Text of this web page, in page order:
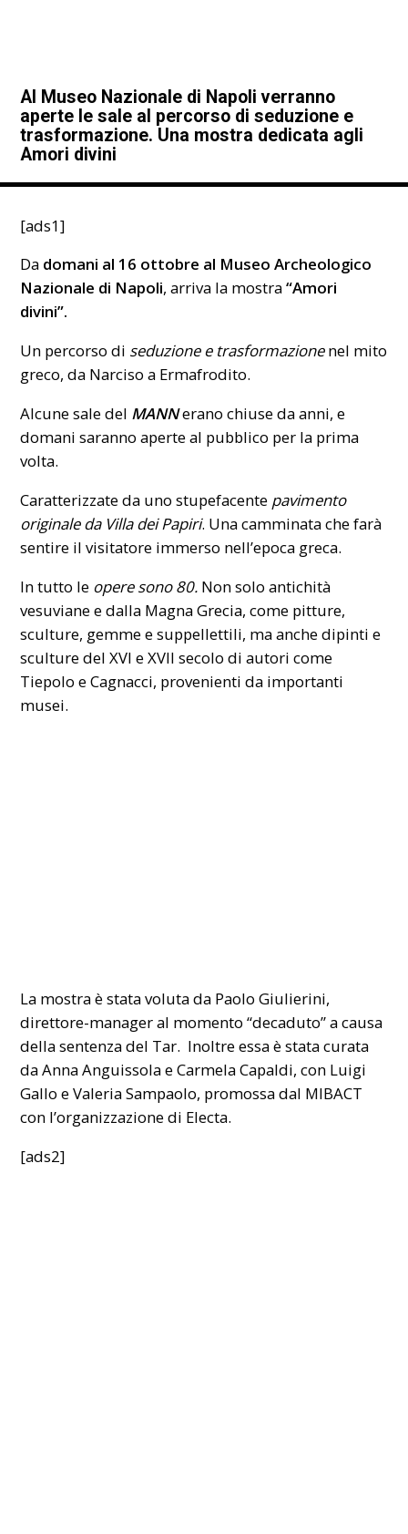
Al Museo Nazionale di Napoli verranno
aperte le sale al percorso di seduzione e
trasformazione. Una mostra dedicata agli
Amori divini
[ads1]
Da domani al 16 ottobre al Museo Archeologico
Nazionale di Napoli, arriva la mostra“Amori
divini”.
Un percorso di seduzione e trasformazionenel mito
greco, da Narciso a Ermafrodito.
Alcune sale del MANNerano chiuse da anni, e
domani saranno aperte al pubblico per la prima
volta.
Caratterizzate da uno stupefacente pavimento
originale da Villa dei Papiri. Una camminata che farà
sentire il visitatore immerso nell’epoca greca.
In tutto le opere sono 80. Non solo antichità
vesuviane e dalla Magna Grecia, come pitture,
sculture, gemme e suppellettili, ma anche dipinti e
sculture del XVI e XVII secolo di autori come
Tiepolo e Cagnacci, provenienti da importanti
musei.
La mostra è stata voluta da Paolo Giulierini,
direttore-manager al momento “decaduto” a causa
della sentenza del Tar. Inoltre essa è stata curata
da Anna Anguissola e Carmela Capaldi, con Luigi
Gallo e Valeria Sampaolo, promossa dal MIBACT
con l’organizzazione di Electa.
[ads2]